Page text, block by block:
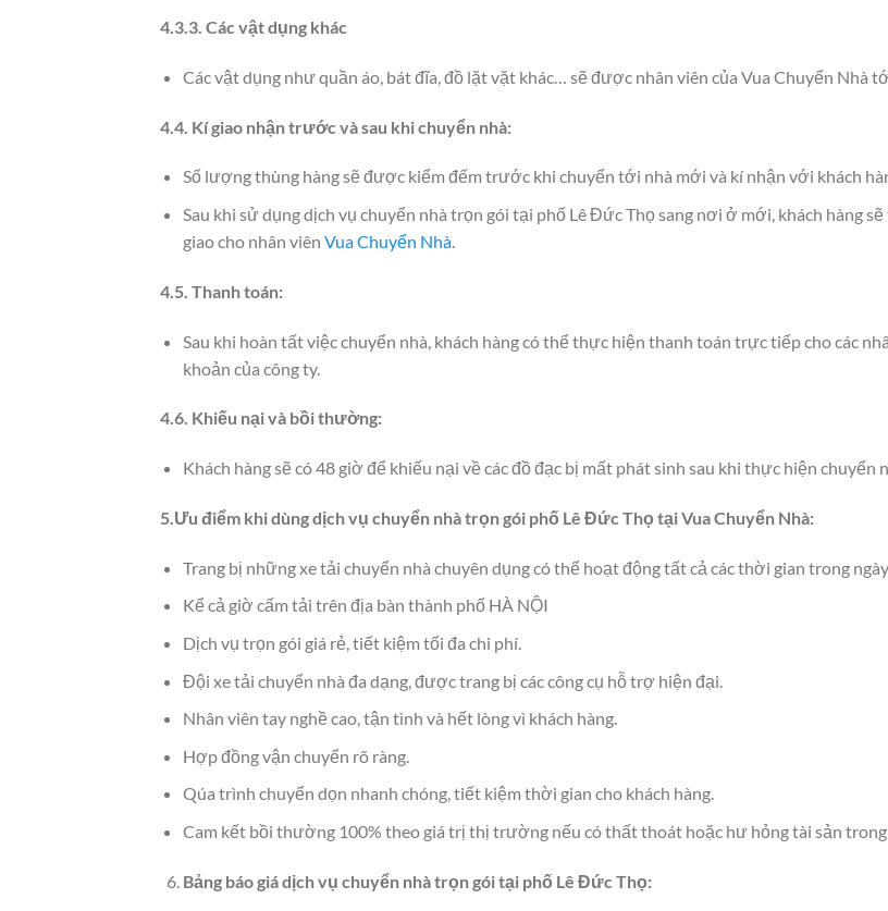
4.3.3. Các vật dụng khác
Các vật dụng như quần áo, bát đĩa, đồ lặt vặt khác… sẽ được nhân viên của Vua Chuyển Nhà
4.4. Kí giao nhận trước và sau khi chuyển nhà:
Số lượng thùng hàng sẽ được kiểm đếm trước khi chuyển tới nhà mới và kí nhận với khách
Sau khi sử dụng dịch vụ chuyển nhà trọn gói tại phố Lê Đức Thọ sang nơi ở mới, khách hàng
giao cho nhân viên Vua Chuyển Nhà.
4.5. Thanh toán:
Sau khi hoàn tất việc chuyển nhà, khách hàng có thể thực hiện thanh toán trực tiếp cho các
khoản của công ty.
4.6. Khiếu nại và bồi thường:
Khách hàng sẽ có 48 giờ để khiếu nại về các đồ đạc bị mất phát sinh sau khi thực hiện
5.Ưu điểm khi dùng dịch vụ chuyển nhà trọn gói phố Lê Đức Thọ tại Vua Chuyển Nhà:
Trang bị những xe tải chuyển nhà chuyên dụng có thể hoạt động tất cả các thời gian trong ngày.
Kể cả giờ cấm tải trên địa bàn thành phố HÀ NỘI
Dịch vụ trọn gói giá rẻ, tiết kiệm tối đa chi phí.
Đội xe tải chuyển nhà đa dạng, được trang bị các công cụ hỗ trợ hiện đại.
Nhân viên tay nghề cao, tận tình và hết lòng vì khách hàng.
Hợp đồng vận chuyển rõ ràng.
Qúa trình chuyển dọn nhanh chóng, tiết kiệm thời gian cho khách hàng.
Cam kết bồi thường 100% theo giá trị thị trường nếu có thất thoát hoặc hư hỏng tài sản
Bảng báo giá dịch vụ chuyển nhà trọn gói tại phố Lê Đức Thọ: